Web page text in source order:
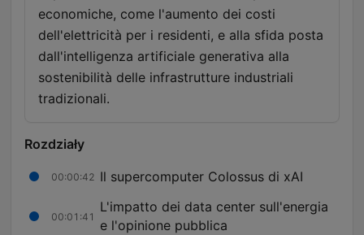
economiche, come l'aumento dei costi
dell'elettricità per i residenti, e alla sfida posta
dall'intelligenza artificiale generativa alla
sostenibilità delle infrastrutture industriali
tradizionali.
Rozdziały
00:00:42 Il supercomputer Colossus di xAI
00:01:41
L'impatto dei data center sull'energia
e l'opinione pubblica